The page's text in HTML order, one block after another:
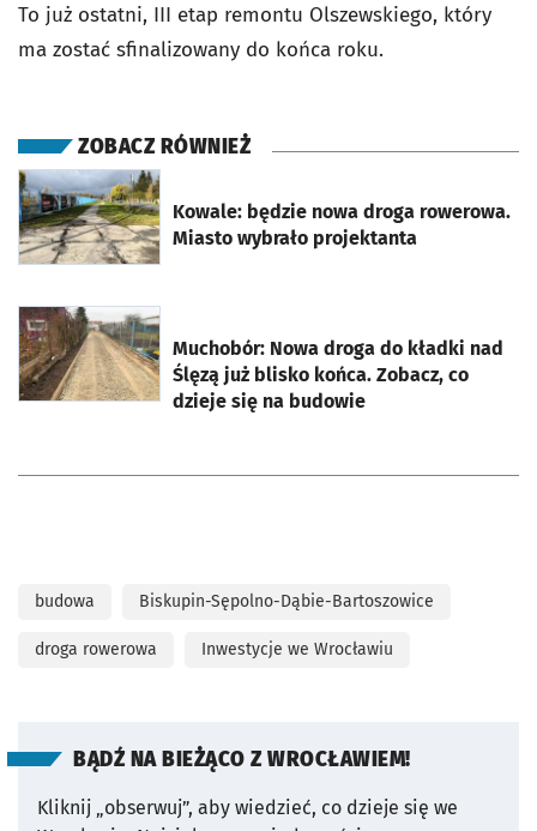
To już ostatni, III etap remontu Olszewskiego, który
ma zostać sfinalizowany do końca roku.
ZOBACZ RÓWNIEŻ
Kowale: będzie nowa droga rowerowa.
Miasto wybrało projektanta
otworzy się w nowej karcie
Muchobór: Nowa droga do kładki nad
Ślęzą już blisko końca. Zobacz, co
dzieje się na budowie
otworzy się w nowej karcie
budowa Biskupin-Sępolno-Dąbie-Bartoszowice
droga rowerowa Inwestycje we Wrocławiu
BĄDŹ NA BIEŻĄCO Z WROCŁAWIEM!
Kliknij „obserwuj”, aby wiedzieć, co dzieje się we